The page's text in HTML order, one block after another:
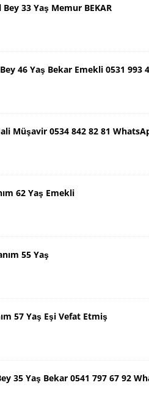
33 Yaş Memur BEKAR
46 Yaş Bekar Emekli 0531 993
Müşavir 0534 842 82 81
62 Yaş Emekli
55 Yaş
57 Yaş Eşi Vefat Etmiş
35 Yaş Bekar 0541 797 67 92